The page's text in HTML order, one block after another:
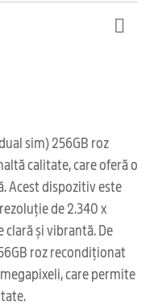
sim) 256GB roz
calitate, care oferă o
Acest dispozitiv este
de 2.340 x
clară și vibrantă. De
roz recondiționat
care permite